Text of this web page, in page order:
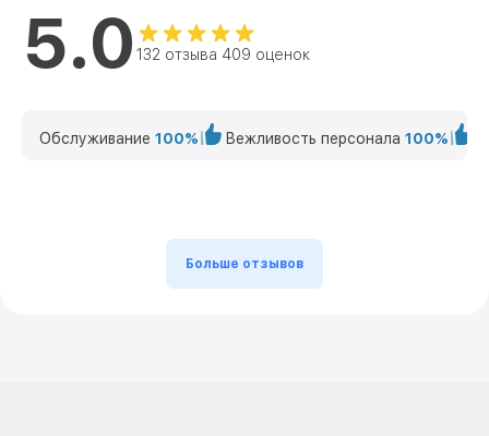
5.0 132 отзыва 409 оценок
Обслуживание 100% Вежливость персонала 100%
Больше отзывов